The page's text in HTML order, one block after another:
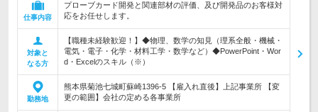
仕事内容
プローブカード開発と関連部材の評価、及び開発品のお客様対
応をお任せします。
対象と
なる方
【職種未経験歓迎！】◆物理、数学の知見（理系全般・機械・
電気・電子・化学・材料工学・数学など）◆PowerPoint・Wor
d・Excelのスキル（※）
勤務地
熊本県菊池七城町蘇崎1396-5 【雇入れ直後】上記事業所 【変
更の範囲】会社の定める各事業所